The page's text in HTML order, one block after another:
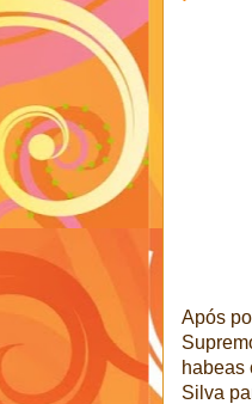
Após
habeas
Silva